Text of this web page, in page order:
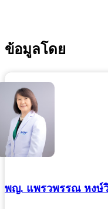
ข้อมูลโดย
พญ. แพรวพรรณ หงษ์